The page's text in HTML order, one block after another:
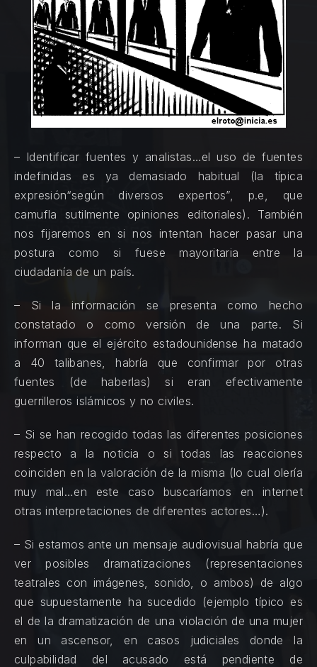
– Identificar fuentes y analistas…el uso de fuentes
indefinidas es ya demasiado habitual (la típica
expresión“según diversos expertos”, p.e, que
camufla sutilmente opiniones editoriales). También
nos fijaremos en si nos intentan hacer pasar una
postura como si fuese mayoritaria entre la
ciudadanía de un país.
– Si la información se presenta como hecho
constatado o como versión de una parte. Si
informan que el ejército estadounidense ha matado
a 40 talibanes, habría que confirmar por otras
fuentes (de haberlas) si eran efectivamente
guerrilleros islámicos y no civiles.
– Si se han recogido todas las diferentes posiciones
respecto a la noticia o si todas las reacciones
coinciden en la valoración de la misma (lo cual olería
muy mal…en este caso buscaríamos en internet
otras interpretaciones de diferentes actores…).
– Si estamos ante un mensaje audiovisual habría que
ver posibles dramatizaciones (representaciones
teatrales con imágenes, sonido, o ambos) de algo
que supuestamente ha sucedido (ejemplo típico es
el de la dramatización de una violación de una mujer
en un ascensor, en casos judiciales donde la
culpabilidad del acusado está pendiente de